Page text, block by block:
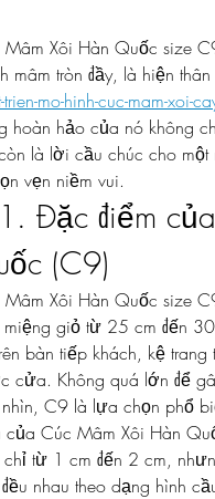
Mâm Xôi Hàn Quốc size
mâm tròn đầy, là hiện
trien-mo-hinh-cuc-mam-xoi-
hoàn hảo của nó không
là lời cầu chúc cho
vẹn niềm vui.
Đặc điểm
(C9)
Xôi Hàn Quốc size
miệng giỏ từ 25 cm đến
bàn tiếp khách, kệ
cửa. Không quá lớn để
C9 là lựa chọn phổ
của Cúc Mâm Xôi Hàn
chỉ từ 1 cm đến 2 cm,
nhau theo dạng hình